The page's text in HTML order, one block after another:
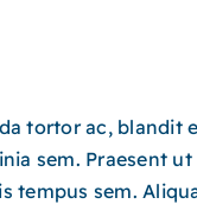
tortor ac, blandit
sem. Praesent
tempus sem.